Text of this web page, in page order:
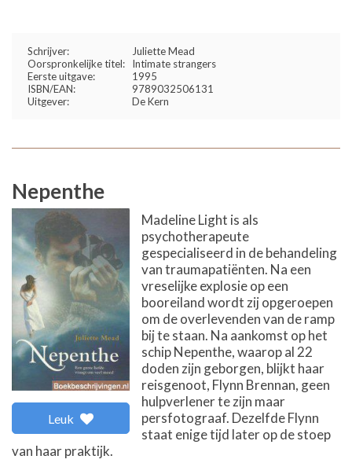
Schrijver:
Juliette Mead
Oorspronkelijke titel:
Intimate strangers
Eerste uitgave:
1995
ISBN/EAN:
9789032506131
Uitgever:
De Kern
Nepenthe
Leuk
Madeline Light is als
psychotherapeute
gespecialiseerd in de behandeling
van traumapatiënten. Na een
vreselijke explosie op een
booreiland wordt zij opgeroepen
om de overlevenden van de ramp
bij te staan. Na aankomst op het
schip Nepenthe, waarop al 22
doden zijn geborgen, blijkt haar
reisgenoot, Flynn Brennan, geen
hulpverlener te zijn maar
persfotograaf. Dezelfde Flynn
staat enige tijd later op de stoep
van haar praktijk.